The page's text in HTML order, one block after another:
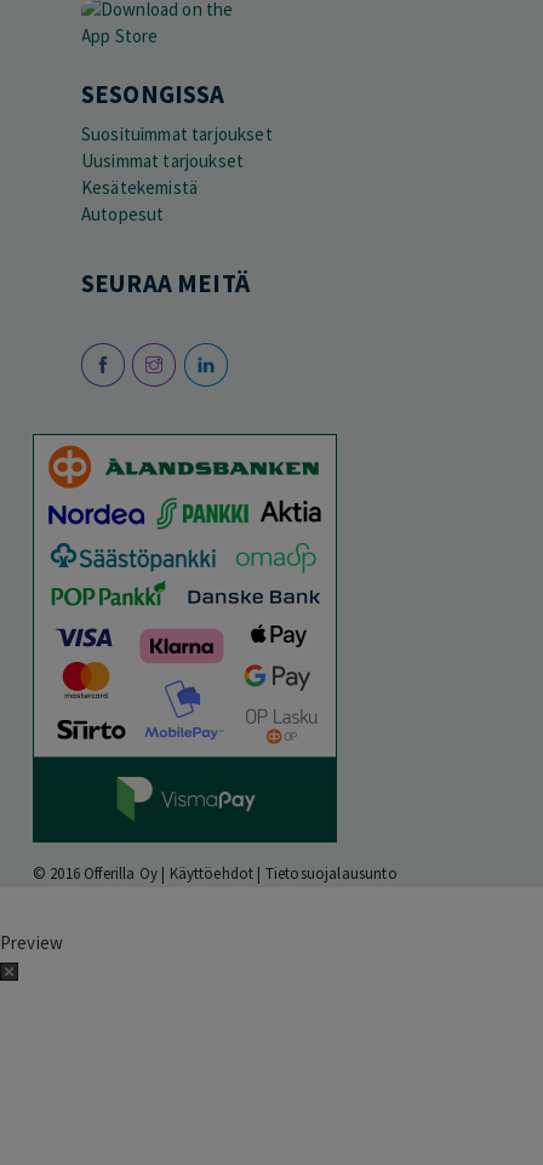
SESONGISSA
Suosituimmat tarjoukset
Uusimmat tarjoukset
Kesätekemistä
Autopesut
SEURAA MEITÄ
© 2016 Offerilla Oy | Käyttöehdot | Tietosuojalausunto
Preview